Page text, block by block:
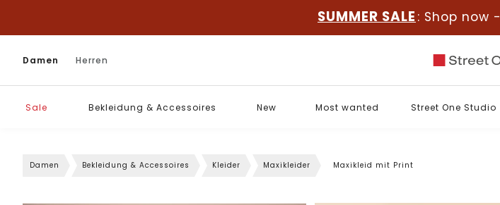
SUMMER SALE : Shop now -
Damen Herren
Sale Bekleidung & Accessoires New Most wanted Street One Studio
Damen Bekleidung & Accessoires Kleider Maxikleider Maxikleid mit Print